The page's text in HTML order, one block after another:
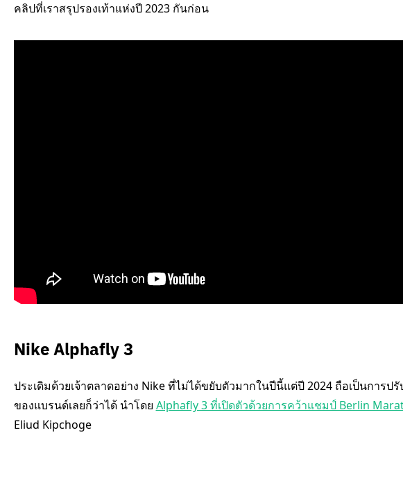
คลิปที่เราสรุปรองเท้าแห่งปี 2023 กันก่อน
Nike Alphafly 3
ประเดิมด้วยเจ้าตลาดอย่าง Nike ที่ไม่ได้ขยับตัวมากในปีนี้แต่ปี 2024 ถือเป็นการป
ของแบรนด์เลยก็ว่าได้ นำโดย Alphafly 3 ที่เปิดตัวด้วยการคว้าแชมป์ Berlin
Eliud Kipchoge